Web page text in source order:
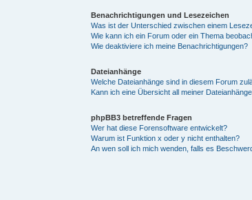
Benachrichtigungen und Lesezeichen
Was ist der Unterschied zwischen einem
Wie kann ich ein Forum oder ein Thema
Wie deaktiviere ich meine Benachrichtigungen?
Dateianhänge
Welche Dateianhänge sind in diesem Forum
Kann ich eine Übersicht all meiner
phpBB3 betreffende Fragen
Wer hat diese Forensoftware entwickelt?
Warum ist Funktion x oder y nicht enthalten?
An wen soll ich mich wenden, falls es